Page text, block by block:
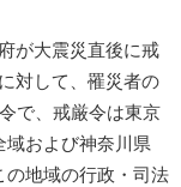
が大震災直後に戒
対して、罹災者の
で、戒厳令は東京
域および神奈川県
の地域の行政・司法